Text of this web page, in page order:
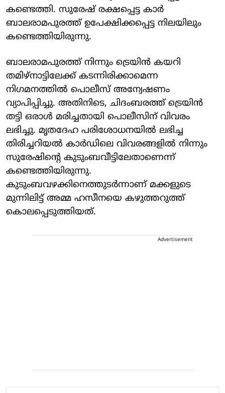
കണ്ടെത്തി. സുരേഷ് രക്ഷപ്പെട്ട കാര്‍
ബാലരാമപുരത്ത് ഉപേക്ഷിക്കപ്പെട്ട നിലയിലും
കണ്ടെത്തിയിരുന്നു.
ബാലരാമപുരത്ത് നിന്നും ട്രെയിന്‍ കയറി
തമിഴ്‌നാട്ടിലേക്ക് കടന്നിരിക്കാമെന്ന
നിഗമനത്തില്‍ പൊലീസ് അന്വേഷണം
വ്യാപിപ്പിച്ചു. അതിനിടെ, ചിദംബരത്ത് ട്രെയിന്‍
തട്ടി ഒരാള്‍ മരിച്ചതായി പൊലീസിന് വിവരം
ലഭിച്ചു. മൃതദേഹ പരിശോധനയില്‍ ലഭിച്ച
തിരിച്ചറിയല്‍ കാര്‍ഡിലെ വിവരങ്ങളില്‍ നിന്നും
സുരേഷിന്റെ കുടുംബവീട്ടിലേതാണെന്ന്
കണ്ടെത്തിയിരുന്നു.
കുടുംബവഴക്കിനെത്തുടര്‍ന്നാണ് മക്കളുടെ
മുന്നിലിട്ട് അമ്മ ഹസീനയെ കഴുത്തറുത്ത്
കൊലപ്പെടുത്തിയത്.
Advertisement